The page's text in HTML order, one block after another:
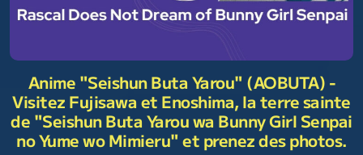
Anime "Seishun Buta Yarou" (AOBUTA) -
Visitez Fujisawa et Enoshima, la terre sainte
de "Seishun Buta Yarou wa Bunny Girl Senpai
no Yume wo Mimieru" et prenez des photos.